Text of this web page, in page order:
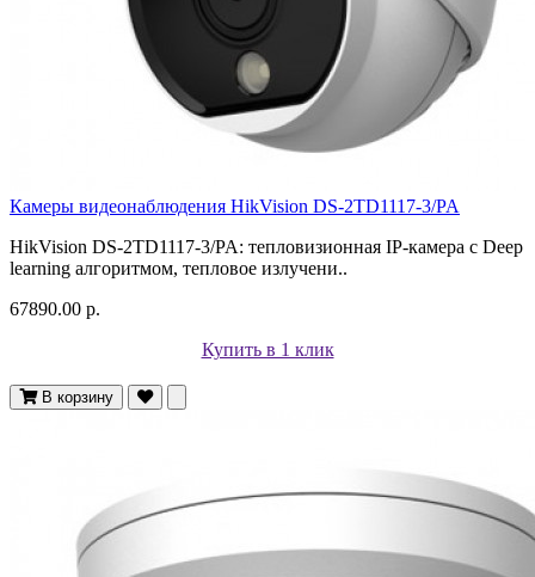
Камеры видеонаблюдения HikVision DS-2TD1117-3/PA
HikVision DS-2TD1117-3/PA: тепловизионная IP-камера с Deep
learning алгоритмом, тепловое излучени..
67890.00 р.
Купить в 1 клик
В корзину